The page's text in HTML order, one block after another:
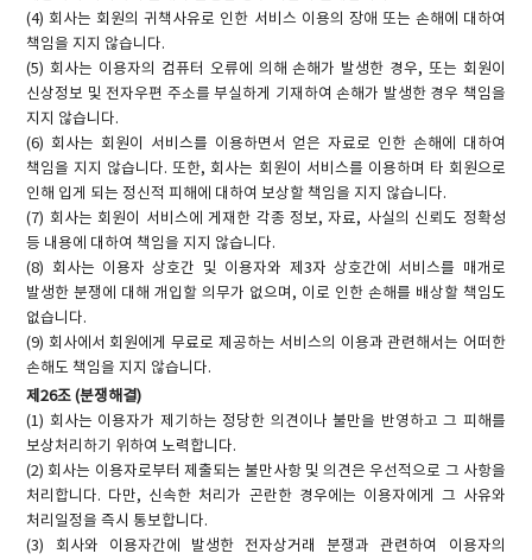
(4) 회사는 회원의 귀책사유로 인한 서비스 이용의 장애 또는 손해에 대하여
책임을 지지 않습니다.
(5) 회사는 이용자의 컴퓨터 오류에 의해 손해가 발생한 경우, 또는 회원이
신상정보 및 전자우편 주소를 부실하게 기재하여 손해가 발생한 경우 책임을
지지 않습니다.
(6) 회사는 회원이 서비스를 이용하면서 얻은 자료로 인한 손해에 대하여
책임을 지지 않습니다. 또한, 회사는 회원이 서비스를 이용하며 타 회원으로
인해 입게 되는 정신적 피해에 대하여 보상할 책임을 지지 않습니다.
(7) 회사는 회원이 서비스에 게재한 각종 정보, 자료, 사실의 신뢰도 정확성
등 내용에 대하여 책임을 지지 않습니다.
(8) 회사는 이용자 상호간 및 이용자와 제3자 상호간에 서비스를 매개로
발생한 분쟁에 대해 개입할 의무가 없으며, 이로 인한 손해를 배상할 책임도
없습니다.
(9) 회사에서 회원에게 무료로 제공하는 서비스의 이용과 관련해서는 어떠한
손해도 책임을 지지 않습니다.
제26조 (분쟁해결)
(1) 회사는 이용자가 제기하는 정당한 의견이나 불만을 반영하고 그 피해를
보상처리하기 위하여 노력합니다.
(2) 회사는 이용자로부터 제출되는 불만사항 및 의견은 우선적으로 그 사항을
처리합니다. 다만, 신속한 처리가 곤란한 경우에는 이용자에게 그 사유와
처리일정을 즉시 통보합니다.
(3) 회사와 이용자간에 발생한 전자상거래 분쟁과 관련하여 이용자의